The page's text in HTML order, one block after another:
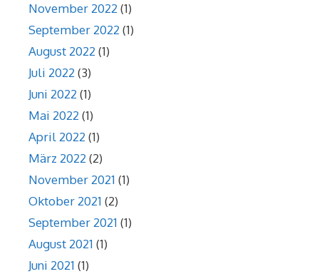
November 2022 (1)
September 2022 (1)
August 2022 (1)
Juli 2022 (3)
Juni 2022 (1)
Mai 2022 (1)
April 2022 (1)
März 2022 (2)
November 2021 (1)
Oktober 2021 (2)
September 2021 (1)
August 2021 (1)
Juni 2021 (1)